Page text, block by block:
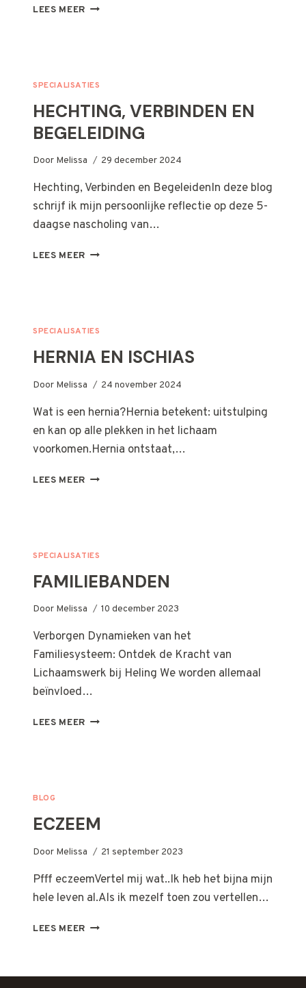
LEES MEER PSOAS
SPECIALISATIES
HECHTING, VERBINDEN EN
BEGELEIDING
Door Melissa 29 december 2024
Hechting, Verbinden en BegeleidenIn deze blog
schrijf ik mijn persoonlijke reflectie op deze 5-
daagse nascholing van…
LEES MEER HECHTING,
SPECIALISATIES
HERNIA EN ISCHIAS
Door Melissa 24 november 2024
Wat is een hernia?Hernia betekent: uitstulping
en kan op alle plekken in het lichaam
voorkomen.Hernia ontstaat,…
LEES MEER HERNIA
SPECIALISATIES
FAMILIEBANDEN
Door Melissa 10 december 2023
Verborgen Dynamieken van het
Familiesysteem: Ontdek de Kracht van
Lichaamswerk bij Heling We worden allemaal
beïnvloed…
LEES MEER FAMILIEBANDEN
BLOG
ECZEEM
Door Melissa 21 september 2023
Pfff eczeemVertel mij wat..Ik heb het bijna mijn
hele leven al.Als ik mezelf toen zou vertellen…
LEES MEER ECZEEM